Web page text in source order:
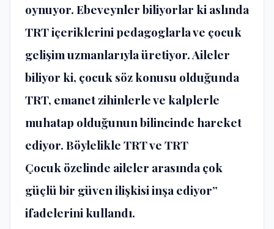
oynuyor. Ebeveynler biliyorlar ki aslında
TRT içeriklerini pedagoglarla ve çocuk
gelişim uzmanlarıyla üretiyor. Aileler
biliyor ki, çocuk söz konusu olduğunda
TRT, emanet zihinlerle ve kalplerle
muhatap olduğunun bilincinde hareket
ediyor. Böylelikle TRT ve TRT
Çocuk özelinde aileler arasında çok
güçlü bir güven ilişkisi inşa ediyor”
ifadelerini kullandı.